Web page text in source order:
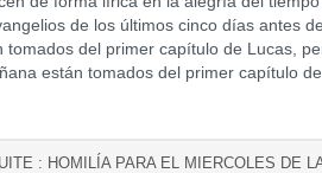
de los últimos cinco días antes
tomados del primer capítulo de Lucas,
están tomados del primer capítulo de
: HOMILÍA PARA EL MIERCOLES DE